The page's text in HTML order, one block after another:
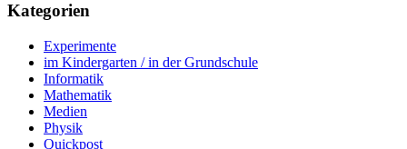
Kategorien
Experimente
im Kindergarten / in der Grundschule
Informatik
Mathematik
Medien
Physik
Quickpost